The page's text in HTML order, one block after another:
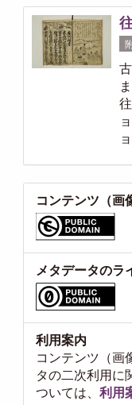
コンテンツ（画
メタデータのラ
利用案内
コンテンツ（画
タの二次利用に
ついては、利用